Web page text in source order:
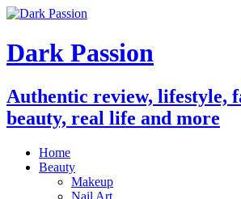
Dark Passion
Authentic review, lifestyle,
beauty, real life and more
Home
Beauty
Makeup
Nail Art